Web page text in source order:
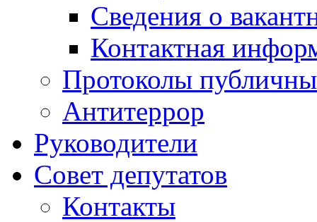
Сведения о
Контактная
Протоколы
Антитеррор
Руководители
Совет депутатов
Контакты